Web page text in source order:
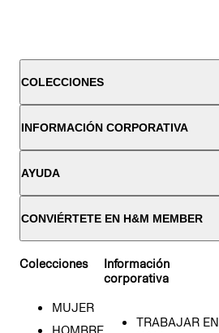
COLECCIONES
INFORMACIÓN CORPORATIVA
AYUDA
CONVIÉRTETE EN H&M MEMBER
Colecciones
MUJER
Información
corporativa
TRABAJAR EN